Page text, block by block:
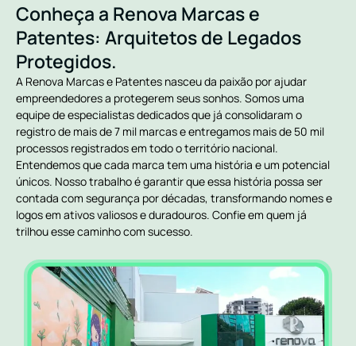
Conheça a Renova Marcas e
Patentes: Arquitetos de Legados
Protegidos.
A Renova Marcas e Patentes nasceu da paixão por ajudar
empreendedores a protegerem seus sonhos. Somos uma
equipe de especialistas dedicados que já consolidaram o
registro de mais de 7 mil marcas e entregamos mais de 50 mil
processos registrados em todo o território nacional.
Entendemos que cada marca tem uma história e um potencial
únicos. Nosso trabalho é garantir que essa história possa ser
contada com segurança por décadas, transformando nomes e
logos em ativos valiosos e duradouros. Confie em quem já
trilhou esse caminho com sucesso.